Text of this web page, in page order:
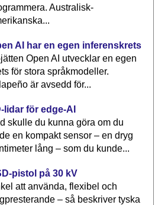
Australisk-
AI har en egen inferenskrets
Open AI utvecklar en egen
för stora språkmodeller.
är avsedd för...
lidar för edge-AI
skulle du kunna göra om du
en kompakt sensor – en dryg
lång – som du kunde...
pistol på 30 kV
att använda, flexibel och
– så beskriver tyska